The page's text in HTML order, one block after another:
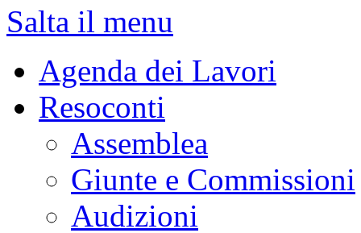
Salta il menu
Agenda dei Lavori
Resoconti
Assemblea
Giunte e Commissioni
Audizioni